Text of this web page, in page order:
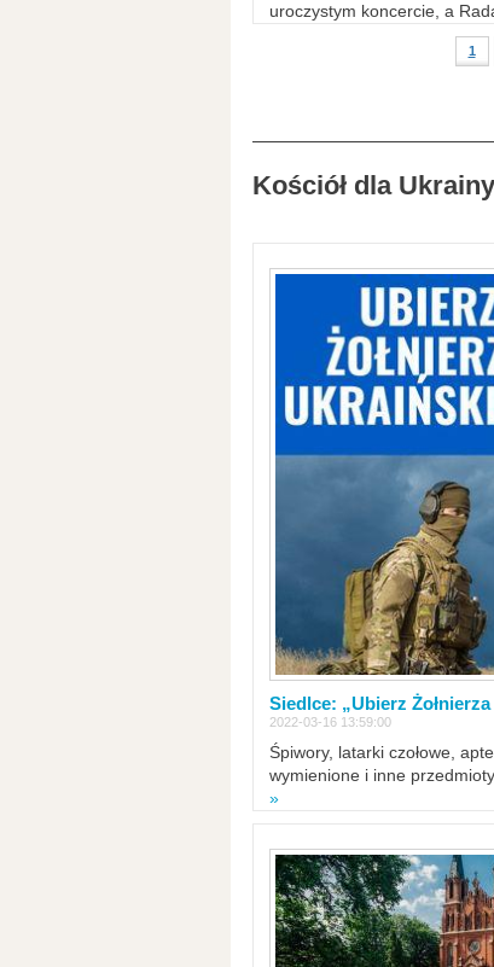
uroczystym koncercie, a
1
Kościół dla
Siedlce: „Ubierz
2022-03-16 13:59:00
Śpiwory, latarki czołowe,
wymienione i inne
»